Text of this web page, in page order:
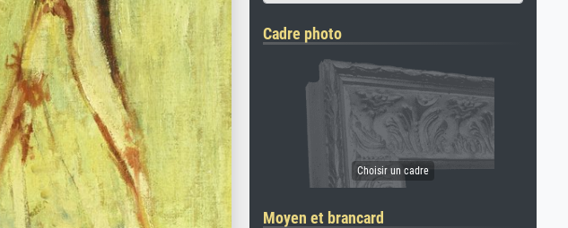
Cadre photo
Moyen et brancard